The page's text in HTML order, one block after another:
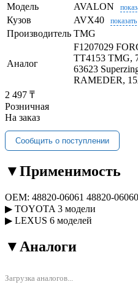
Модель AVALON
Кузов AVX40
Производитель TMG
Аналог
F1207029
TT4153 TMG,
63623
RAMEDER,
2 497 ₸
Розничная
На заказ
Сообщить о поступлении
▼Применимость
OEM: 48820-06061 48820-06060
▶ TOYOTA 3 модели
▶ LEXUS 6 моделей
▼ Аналоги
Загрузка аналогов...